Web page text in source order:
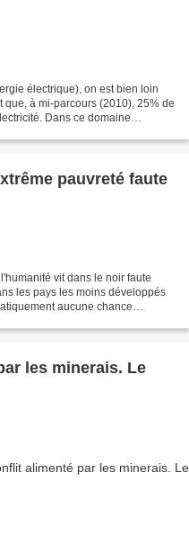
électrique), on est bien loin
à mi-parcours (2010), 25% de
Dans ce domaine
pauvreté faute
vit dans le noir faute
les pays les moins développés
aucune chance
les minerais. Le